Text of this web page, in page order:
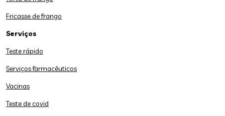
Fricasse de frango
Serviços
Teste rápido
Serviços farmacêuticos
Vacinas
Teste de covid